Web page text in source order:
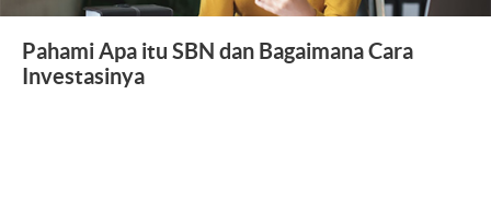
Pahami Apa itu SBN dan Bagaimana Cara
Investasinya